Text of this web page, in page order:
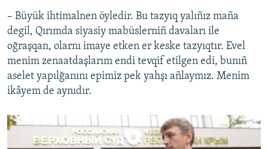
– Büyük ihtimalnen öyledir. Bu tazyıq yalıñız maña
degil, Qırımda siyasiy mabüslerniñ davaları ile
oğraşqan, olarnı imaye etken er keske tazyıqtır. Evel
menim zenaatdaşlarım endi tevqif etilgen edi, bunıñ
aselet yapılğanını epimiz pek yahşı añlaymız. Menim
ikâyem de aynıdır.